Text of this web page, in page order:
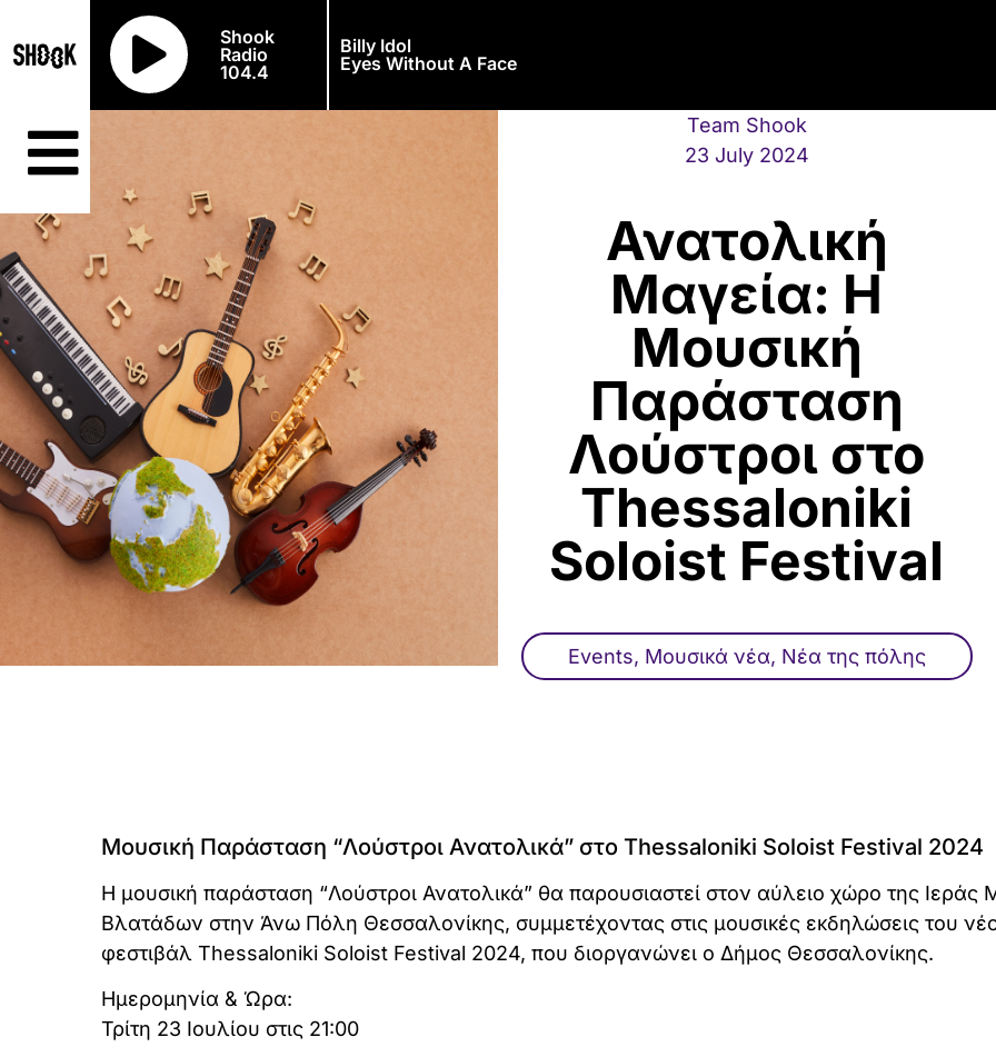
Shook
Radio
104.4
Billy Idol
Eyes Without A Face
Team Shook
23 July 2024
Ανατολική
Μαγεία: Η
Μουσική
Παράσταση
Λούστροι στο
Thessaloniki
Soloist Festival
Events, Μουσικά νέα, Νέα της πόλης
Μουσική Παράσταση “Λούστροι Ανατολικά” στο Thessaloniki Soloist Festival 2024
Η μουσική παράσταση “Λούστροι Ανατολικά” θα παρουσιαστεί στον αύλειο χώρο της Ιεράς
Βλατάδων στην Άνω Πόλη Θεσσαλονίκης, συμμετέχοντας στις μουσικές εκδηλώσεις του
φεστιβάλ Thessaloniki Soloist Festival 2024, που διοργανώνει ο Δήμος Θεσσαλονίκης.
Ημερομηνία & Ώρα:
Τρίτη 23 Ιουλίου στις 21:00